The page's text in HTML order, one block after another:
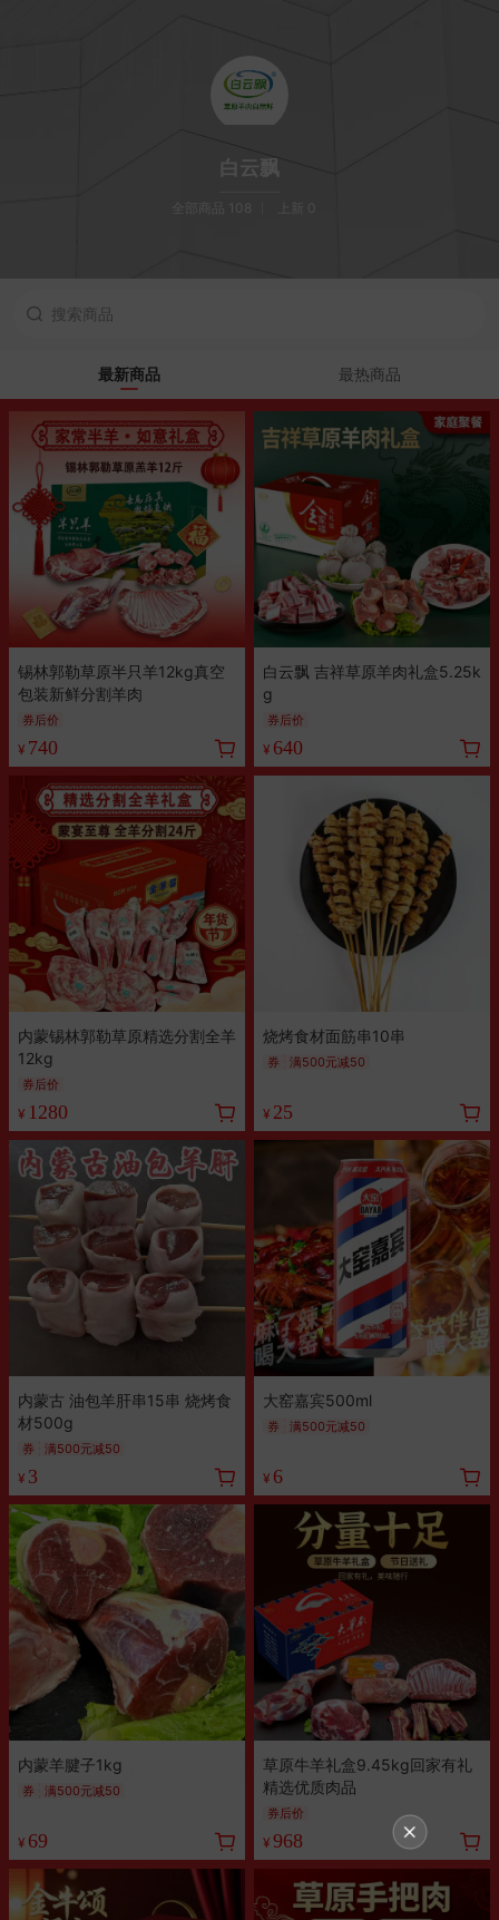
白云飘
全部商品 108 上新 0
最新商品 最热商品
锡林郭勒草原半只羊12kg真空
包装新鲜分割羊肉
券后价
¥ 740
白云飘 吉祥草原羊肉礼盒5.25k
g
券后价
¥ 640
内蒙锡林郭勒草原精选分割全羊
12kg
券后价
¥ 1280
烧烤食材面筋串10串
券 满500元减50
¥ 25
内蒙古 油包羊肝串15串 烧烤食
材500g
券 满500元减50
¥ 3
大窑嘉宾500ml
券 满500元减50
¥ 6
内蒙羊腱子1kg
券 满500元减50
¥ 69
草原牛羊礼盒9.45kg回家有礼
精选优质肉品
券后价
¥ 968